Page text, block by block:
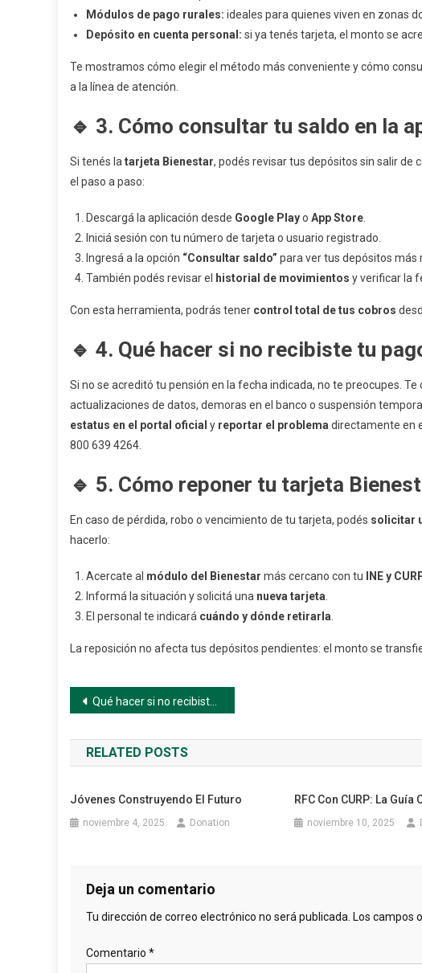
Módulos de pago rurales: ideales para quienes viven en zonas
Depósito en cuenta personal: si ya tenés tarjeta, el monto se
Te mostramos cómo elegir el método más conveniente y cómo
a la línea de atención.
🔹 3. Cómo consultar tu saldo en la
Si tenés la tarjeta Bienestar, podés revisar tus depósitos sin salir de
el paso a paso:
Descargá la aplicación desde Google Playo App Store
Iniciá sesión con tu número de tarjeta o usuario registrado.
Ingresá a la opción “Consultar saldo” para ver tus depósitos más
También podés revisar el
historial de movimientos y verificar la
Con esta herramienta, podrás tener control total de tus cobros
🔹 4. Qué hacer si no recibiste tu
Si no se acreditó tu pensión en la fecha indicada, no te preocupes. Te
actualizaciones de datos, demoras en el banco o suspensión
estatus en el portal oficial y reportar el problema directamente en
800 639 4264.
🔹 5. Cómo reponer tu tarjeta
En caso de pérdida, robo o vencimiento de tu tarjeta, podés solicitar
hacerlo:
Acercate al módulo del Bienestar más cercano con tu INE y
Informá la situación y solicitá una nueva tarjeta
El personal te indicará cuándo y dónde retirarla
La reposición no afecta tus depósitos pendientes: el monto se
Navegación
de
entradas
Qué hacer si no recibiste tu pago
RELATED POSTS
Jóvenes Construyendo El Futuro
noviembre 4, 2025 Donation
RFC Con CURP: La Guía
noviembre 10, 2025
Deja un comentario
Tu dirección de correo electrónico no será publicada. Los campos
Comentario *